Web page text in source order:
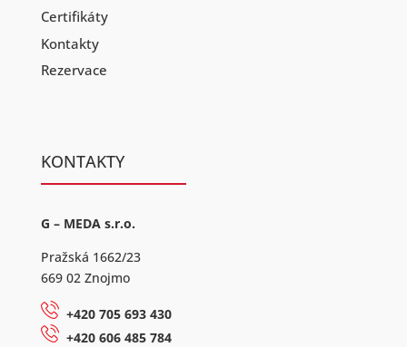
Certifikáty
Kontakty
Rezervace
KONTAKTY
G – MEDA s.r.o.
Pražská 1662/23
669 02 Znojmo
+420 705 693 430
+420 606 485 784